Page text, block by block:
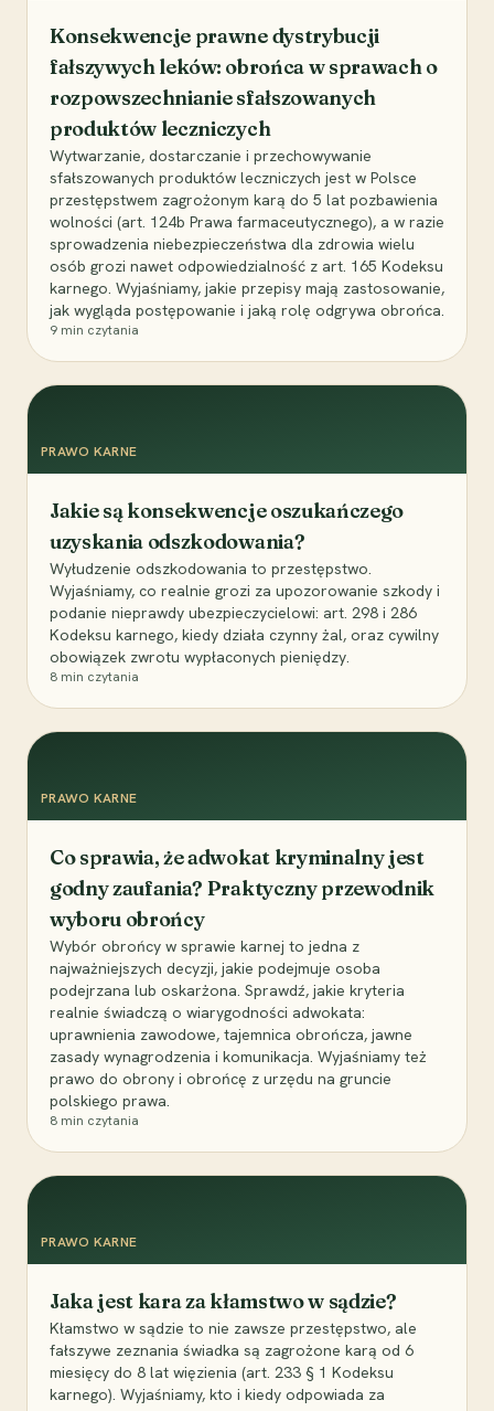
Konsekwencje prawne dystrybucji
fałszywych leków: obrońca w sprawach o
rozpowszechnianie sfałszowanych
produktów leczniczych
Wytwarzanie, dostarczanie i przechowywanie
sfałszowanych produktów leczniczych jest w Polsce
przestępstwem zagrożonym karą do 5 lat pozbawienia
wolności (art. 124b Prawa farmaceutycznego), a w razie
sprowadzenia niebezpieczeństwa dla zdrowia wielu
osób grozi nawet odpowiedzialność z art. 165 Kodeksu
karnego. Wyjaśniamy, jakie przepisy mają zastosowanie,
jak wygląda postępowanie i jaką rolę odgrywa obrońca.
9 min czytania
PRAWO KARNE
Jakie są konsekwencje oszukańczego
uzyskania odszkodowania?
Wyłudzenie odszkodowania to przestępstwo.
Wyjaśniamy, co realnie grozi za upozorowanie szkody i
podanie nieprawdy ubezpieczycielowi: art. 298 i 286
Kodeksu karnego, kiedy działa czynny żal, oraz cywilny
obowiązek zwrotu wypłaconych pieniędzy.
8 min czytania
PRAWO KARNE
Co sprawia, że adwokat kryminalny jest
godny zaufania? Praktyczny przewodnik
wyboru obrońcy
Wybór obrońcy w sprawie karnej to jedna z
najważniejszych decyzji, jakie podejmuje osoba
podejrzana lub oskarżona. Sprawdź, jakie kryteria
realnie świadczą o wiarygodności adwokata:
uprawnienia zawodowe, tajemnica obrończa, jawne
zasady wynagrodzenia i komunikacja. Wyjaśniamy też
prawo do obrony i obrońcę z urzędu na gruncie
polskiego prawa.
8 min czytania
PRAWO KARNE
Jaka jest kara za kłamstwo w sądzie?
Kłamstwo w sądzie to nie zawsze przestępstwo, ale
fałszywe zeznania świadka są zagrożone karą od 6
miesięcy do 8 lat więzienia (art. 233 § 1 Kodeksu
karnego). Wyjaśniamy, kto i kiedy odpowiada za